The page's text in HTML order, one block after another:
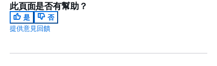
此頁面是否有幫助？
是
否
提供意見回饋